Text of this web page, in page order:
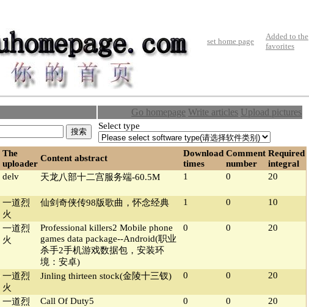
set home page
Added to the
favorites
Go homepage Write articles Upload pictures
Select type
The
uploader
Content abstract
Download
times
Comment
number
Required
integral
delv 天龙八部十二宫服务端-60.5M 1 0 20
一道烈
火
仙剑奇侠传98版歌曲，怀念经典 1 0 10
一道烈
火
Professional killers2 Mobile phone
games data package--Android(职业
杀手2手机游戏数据包，安装环
境：安卓)
0 0 20
一道烈
火
Jinling thirteen stock(金陵十三钗) 0 0 20
一道烈
Call Of Duty5 0 0 20